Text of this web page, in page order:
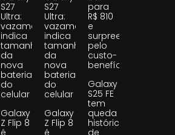
S27
Ultra:
vazamento
indica
tamanho
da
nova
bateria
do
celular
Galaxy
Z Flip 8
é
S27
Ultra:
vazamento
indica
tamanho
da
nova
bateria
do
celular
Galaxy
Z Flip 8
é
para
R$ 810
e
surpreende
pelo
custo-
benefício
Galaxy
S25 FE
tem
queda
histórica
de